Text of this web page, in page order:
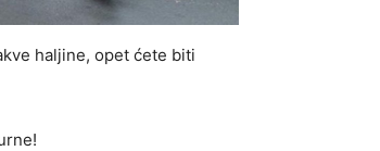
haljine, opet ćete biti